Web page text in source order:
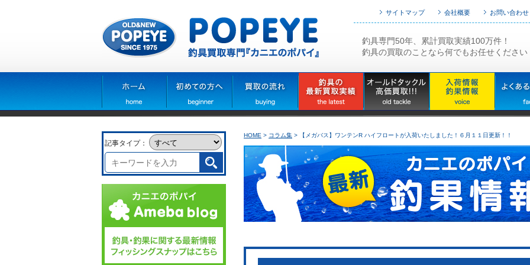
サイトマップ 会社概要 お問い合わせ
釣具専門50年、累計買取実績100万件！
釣具の買取のことなら何でもお任せください
HOME > コラム集 > 【メガバス】ワンテンR ハイフロートが入荷いたしました！６月１１日更新！！
記事タイプ：